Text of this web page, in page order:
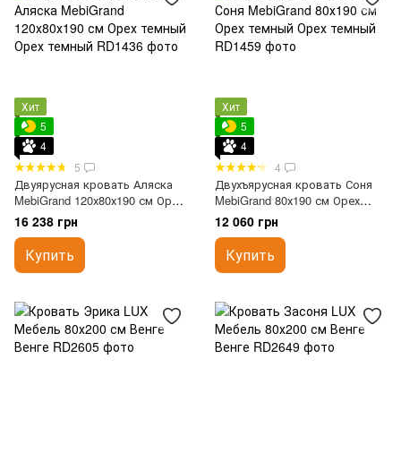
Хит
5
4
5
Двуярусная кровать Аляска
MebiGrand 120х80х190 см Орех
темный
16 238 грн
Купить
Хит
5
4
4
Двухъярусная кровать Соня
MebiGrand 80х190 см Орех
темный
12 060 грн
Купить